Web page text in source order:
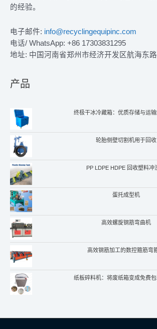
的经验。
电子邮件: info@recyclingequipinc.com
电话/ WhatsApp: +86 17303831295
地址: 中国河南省郑州市经济开发区航海东路
产品
终极干冰冷藏箱：优质存储与运
轮胎侧壁切割机用于回收
PP LDPE HDPE 回收塑料冲
蛋托成型机
高效螺旋钢筋弯曲机
高效钢筋加工的数控箍筋弯
纸板碎料机：将废纸箱变成免费